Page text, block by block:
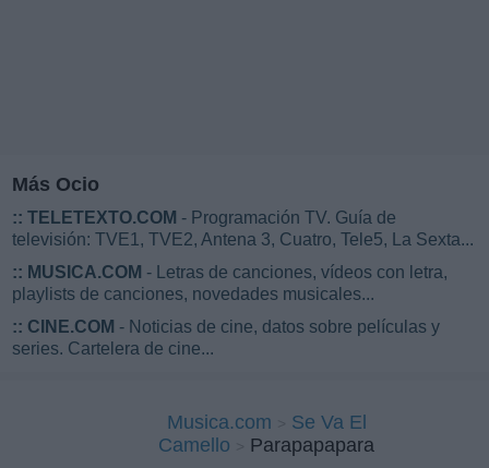
Más Ocio
:: TELETEXTO.COM - Programación TV. Guía de
televisión: TVE1, TVE2, Antena 3, Cuatro, Tele5, La Sexta...
:: MUSICA.COM - Letras de canciones, vídeos con letra,
playlists de canciones, novedades musicales...
:: CINE.COM - Noticias de cine, datos sobre películas y
series. Cartelera de cine...
Musica.com
Se Va El
Camello
Parapapapara